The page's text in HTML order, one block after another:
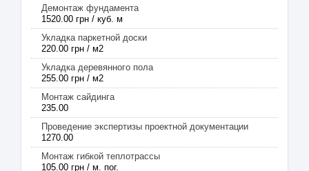
Демонтаж фундамента
1520.00 грн / куб. м
Укладка паркетной доски
220.00 грн / м2
Укладка деревянного пола
255.00 грн / м2
Монтаж сайдинга
235.00
Проведение экспертизы проектной документации
1270.00
Монтаж гибкой теплотрассы
105.00 грн / м. пог.